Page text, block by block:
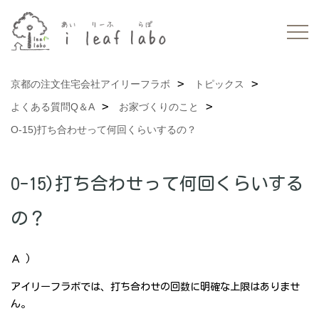
京都の注文住宅会社アイリーフラボ
トピックス
よくある質問Q＆A
お家づくりのこと
O-15)打ち合わせって何回くらいするの？
O-15)打ち合わせって何回くらいする
の？
Ａ )
アイリーフラボでは、打ち合わせの回数に明確な上限はありませ
ん。